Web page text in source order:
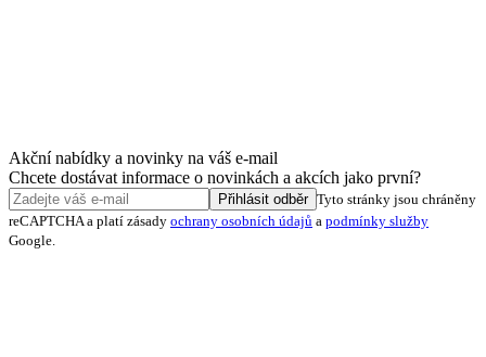
Akční nabídky a novinky na váš e-mail
Chcete dostávat informace o novinkách a akcích jako první?
Přihlásit odběr Tyto stránky jsou chráněny
reCAPTCHA a platí zásady ochrany osobních údajů a podmínky služby
Google.